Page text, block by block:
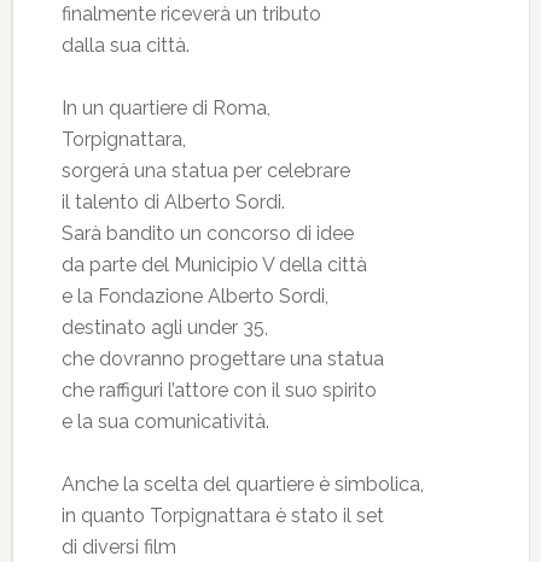
finalmente riceverà un tributo
dalla sua città.
In un quartiere di Roma,
Torpignattara,
sorgerà una statua per celebrare
il talento di Alberto Sordi.
Sarà bandito un concorso di idee
da parte del Municipio V della città
e la Fondazione Alberto Sordi,
destinato agli under 35,
che dovranno progettare una statua
che raffiguri l’attore con il suo spirito
e la sua comunicatività.
Anche la scelta del quartiere è simbolica,
in quanto Torpignattara è stato il set
di diversi film